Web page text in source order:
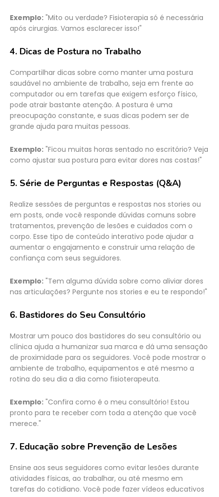
Exemplo: "Mito ou verdade? Fisioterapia só é necessária
após cirurgias. Vamos esclarecer isso!"
4. Dicas de Postura no Trabalho
Compartilhar dicas sobre como manter uma postura
saudável no ambiente de trabalho, seja em frente ao
computador ou em tarefas que exigem esforço físico,
pode atrair bastante atenção. A postura é uma
preocupação constante, e suas dicas podem ser de
grande ajuda para muitas pessoas.
Exemplo: "Ficou muitas horas sentado no escritório? Veja
como ajustar sua postura para evitar dores nas costas!"
5. Série de Perguntas e Respostas (Q&A)
Realize sessões de perguntas e respostas nos stories ou
em posts, onde você responde dúvidas comuns sobre
tratamentos, prevenção de lesões e cuidados com o
corpo. Esse tipo de conteúdo interativo pode ajudar a
aumentar o engajamento e construir uma relação de
confiança com seus seguidores.
Exemplo: "Tem alguma dúvida sobre como aliviar dores
nas articulações? Pergunte nos stories e eu te respondo!"
6. Bastidores do Seu Consultório
Mostrar um pouco dos bastidores do seu consultório ou
clínica ajuda a humanizar sua marca e dá uma sensação
de proximidade para os seguidores. Você pode mostrar o
ambiente de trabalho, equipamentos e até mesmo a
rotina do seu dia a dia como fisioterapeuta.
Exemplo: "Confira como é o meu consultório! Estou
pronto para te receber com toda a atenção que você
merece."
7. Educação sobre Prevenção de Lesões
Ensine aos seus seguidores como evitar lesões durante
atividades físicas, ao trabalhar, ou até mesmo em
tarefas do cotidiano. Você pode fazer vídeos educativos